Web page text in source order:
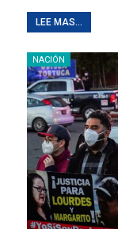
LEE MAS...
NACIÓN